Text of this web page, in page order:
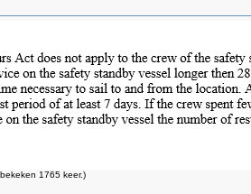
1765 keer.)